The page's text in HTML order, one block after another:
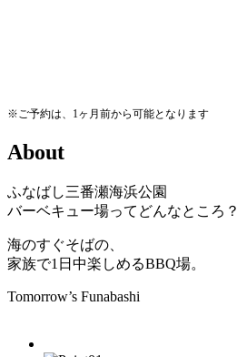
※ご予約は、1ヶ月前から可能となります
About
ふなばし三番瀬海浜公園
バーベキュー場ってどんなところ？
海のすぐそばの、
家族で1日中楽しめるBBQ場。
Tomorrow’s Funabashi